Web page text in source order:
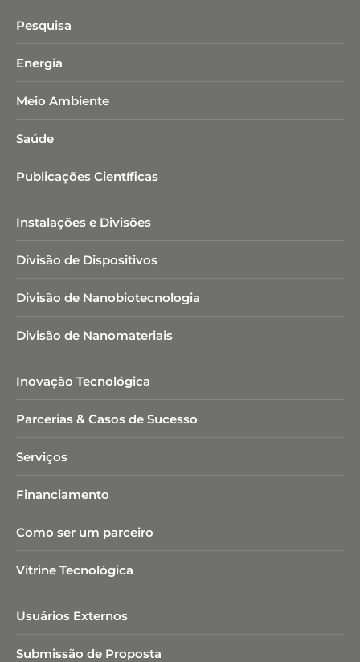
Pesquisa
Energia
Meio Ambiente
Saúde
Publicações Científicas
Instalações e Divisões
Divisão de Dispositivos
Divisão de Nanobiotecnologia​
Divisão de Nanomateriais
Inovação Tecnológica
Parcerias & Casos de Sucesso
Serviços
Financiamento
Como ser um parceiro
Vitrine Tecnológica
Usuários Externos
Submissão de Proposta